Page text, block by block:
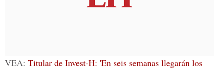
VEA: Titular de Invest-H: 'En seis semanas llegarán los